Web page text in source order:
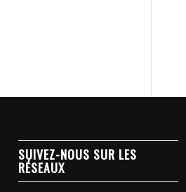
SUIVEZ-NOUS SUR LES
RÉSEAUX